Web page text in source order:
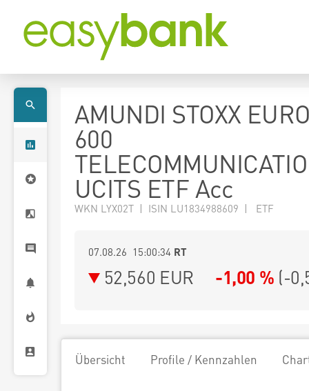
AMUNDI STOXX
600
UCITS ETF Acc
WKN LYX02T | ISIN LU1834988609 | ETF
07.08.26 15:00:34 RT
52,560 EUR -1,00 % (-
Übersicht Profile / Kennzahlen